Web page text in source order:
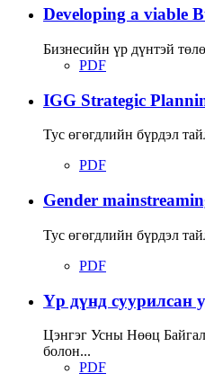
Developing a viable
Бизнесийн үр дүнтэй
PDF
IGG Strategic
Тус өгөгдлийн бүрдэл
PDF
Gender
Тус өгөгдлийн бүрдэл
PDF
Үр дүнд суурилсан
Цэнгэг Усны Нөөц
болон...
PDF